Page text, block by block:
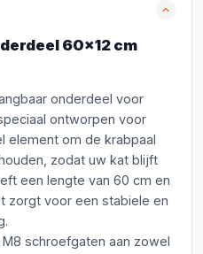
60x12 cm
onderdeel voor
ontworpen voor
element om de krabpaal
zodat uw kat blijft
een lengte van 60 cm en
zorgt voor een stabiele en
schroefgaten aan zowel